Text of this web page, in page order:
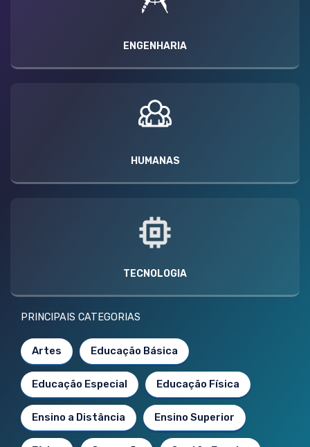
ENGENHARIA
HUMANAS
TECNOLOGIA
PRINCIPAIS CATEGORIAS
Artes Educação Básica
Educação Especial Educação Física
Ensino a Distância Ensino Superior